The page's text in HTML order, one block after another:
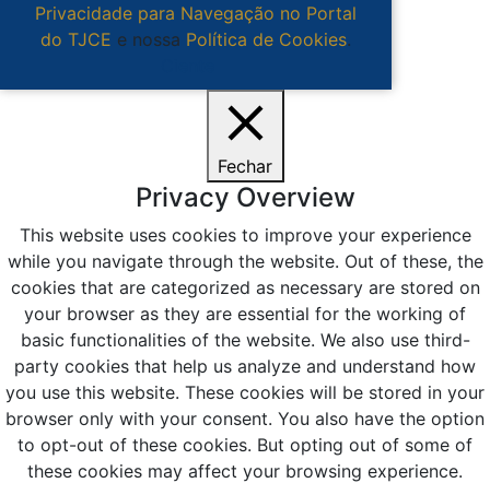
Privacidade para Navegação no Portal
do TJCE e nossa Política de Cookies.
Fechar
Privacy Overview
This website uses cookies to improve your experience
while you navigate through the website. Out of these, the
cookies that are categorized as necessary are stored on
your browser as they are essential for the working of
basic functionalities of the website. We also use third-
party cookies that help us analyze and understand how
you use this website. These cookies will be stored in your
browser only with your consent. You also have the option
to opt-out of these cookies. But opting out of some of
these cookies may affect your browsing experience.